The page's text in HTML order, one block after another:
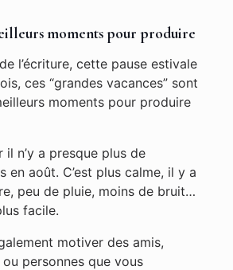
moments pour produire
l’écriture, cette pause estivale
ces “grandes vacances” sont
moments pour produire
il n’y a presque plus de
en août. C’est plus calme, il y a
peu de pluie, moins de bruit…
facile.
motiver des amis,
personnes que vous